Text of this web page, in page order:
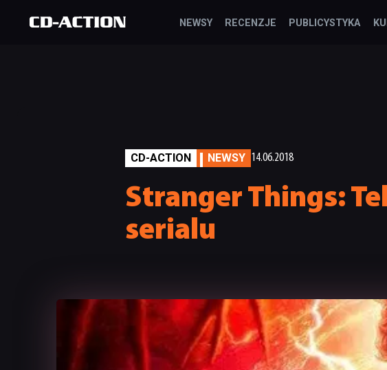
NEWSY RECENZJE PUBLICYSTYKA
CD-ACTION NEWSY 14.06.2018
Stranger Things:
serialu